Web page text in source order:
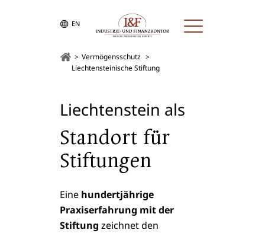
EN
Vermögensschutz
Liechtensteinische Stiftung
Liechtenstein als
Standort für
Stiftungen
Eine hundertjährige
Praxiserfahrung mit der
Stiftung zeichnet den